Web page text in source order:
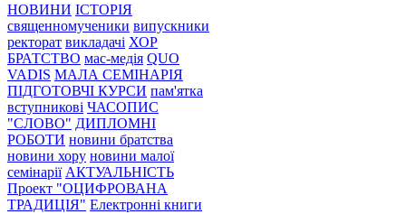
НОВИНИ ІСТОРІЯ
священномученики випускники
ректорат викладачі ХОР
БРАТСТВО мас-медія QUO
VADIS МАЛА СЕМІНАРІЯ
ПІДГОТОВЧІ КУРСИ пам'ятка
вступникові ЧАСОПИС
"СЛОВО" ДИПЛОМНІ
РОБОТИ новини братства
новини хору новини малої
семінарії АКТУАЛЬНІСТЬ
Проект "ОЦИФРОВАНА
ТРАДИЦІЯ" Електронні книги